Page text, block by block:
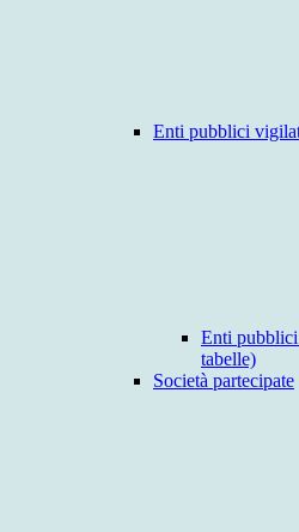
Enti pubblici
Enti
tabelle)
Società partecipate